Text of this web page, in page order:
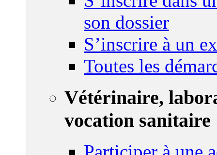
son dossier
S’inscrire à un
Toutes les
Vétérinaire,
vocation sanitaire